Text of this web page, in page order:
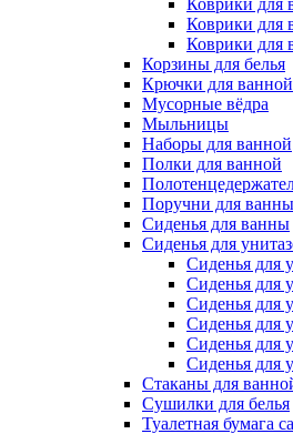
Коврики для
Коврики для
Коврики для
Корзины для белья
Крючки для ванной
Мусорные вёдра
Мыльницы
Наборы для ванной
Полки для ванной
Поручни для ванны
Сиденья для ванны
Сиденья для
Сиденья для
Сиденья для
Сиденья для
Сиденья для
Сиденья для
Сиденья для
Стаканы для
Сушилки для белья
Туалетная бумага